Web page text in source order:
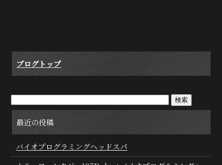
ブログトップ
最近の投稿
バイオプログラミングヘッドスパ